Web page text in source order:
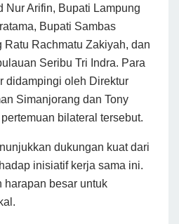
Nur Arifin, Bupati Lampung
Bupati Sambas
Ratu Rachmatu Zakiyah, dan
Seribu Tri Indra. Para
didampingi oleh Direktur
Simanjorang dan Tony
bilateral tersebut.
dukungan kuat dari
inisiatif kerja sama ini.
harapan besar untuk